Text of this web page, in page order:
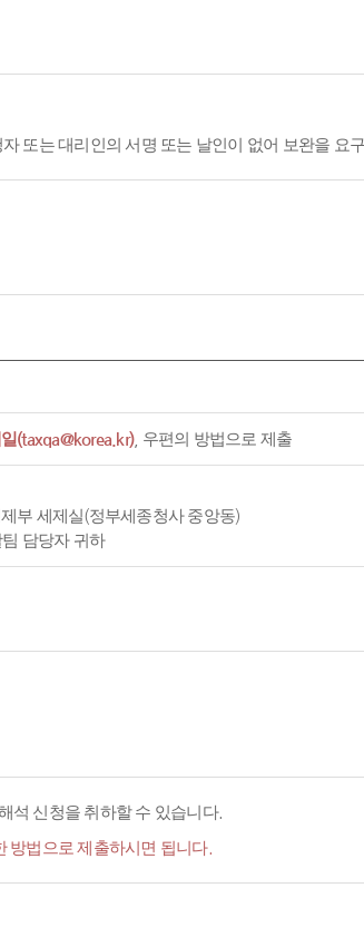
또는 대리인의 서명 또는 날인이 없어 보완을 요
(taxqa@korea.kr), 우편의 방법으로 제출
부 세제실(정부세종청사 중앙동)
담당자 귀하
석 신청을 취하할 수 있습니다.
법으로 제출하시면 됩니다.